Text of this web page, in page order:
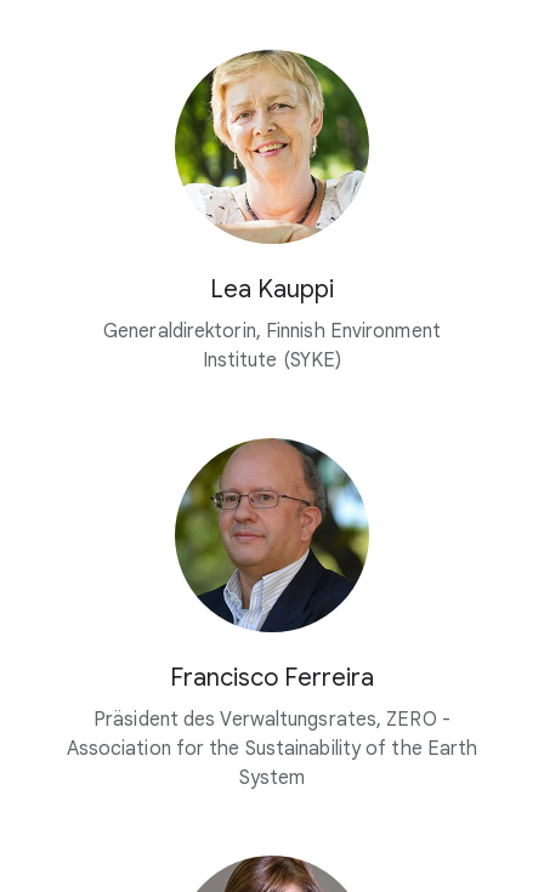
Lea Kauppi
Generaldirektorin, Finnish Environment
Institute (SYKE)
Francisco Ferreira
Präsident des Verwaltungsrates, ZERO -
Association for the Sustainability of the Earth
System